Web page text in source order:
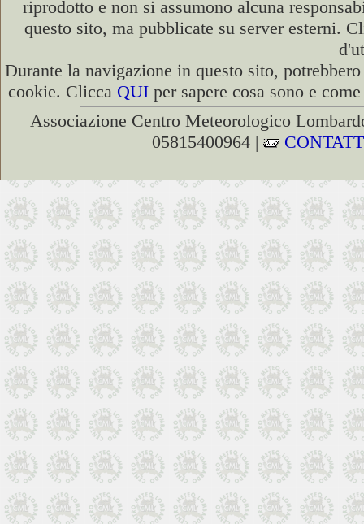
riprodotto e non si assumono alcuna
questo sito, ma pubblicate su server esterni.
Durante la navigazione in questo sito,
cookie. Clicca QUI per sapere cosa sono e
Associazione Centro Meteorologico
05815400964 |